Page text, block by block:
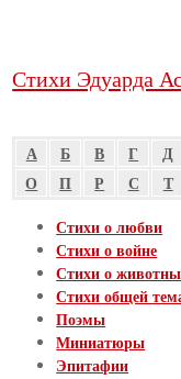
Стихи Эдуарда
А Б В Г Д
О
П Р С Т
Стихи о любви
Стихи о войне
Стихи о
Стихи общей
Поэмы
Миниатюры
Эпитафии